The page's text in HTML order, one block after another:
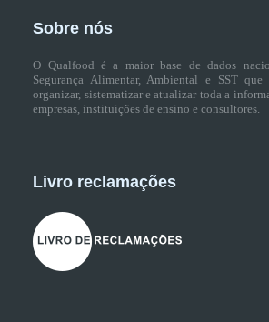
Sobre nós
O Qualfood é a maior base de dados
Segurança Alimentar, Ambiental e SST
organizar, sistematizar e atualizar toda a
empresas, instituições de ensino e consultores.
Livro reclamações